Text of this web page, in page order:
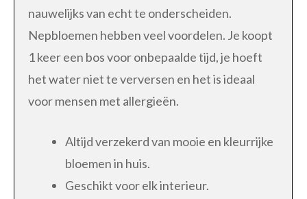
nauwelijks van echt te onderscheiden.
Nepbloemen hebben veel voordelen. Je koopt
1 keer een bos voor onbepaalde tijd, je hoeft
het water niet te verversen en het is ideaal
voor mensen met allergieën.
Altijd verzekerd van mooie en kleurrijke
bloemen in huis.
Geschikt voor elk interieur.